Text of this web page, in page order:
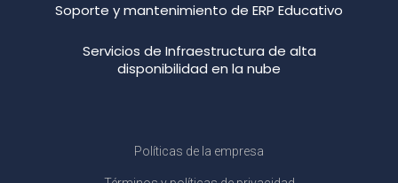
Soporte y mantenimiento de ERP Educativo
Servicios de Infraestructura de alta
disponibilidad en la nube
Políticas de la empresa